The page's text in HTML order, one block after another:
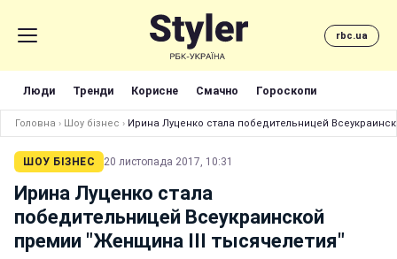
rbc.ua
Люди Тренди Корисне Смачно Гороскопи
Головна › Шоу бізнес › Ирина Луценко стала победительницей
ШОУ БІЗНЕС 20 листопада 2017, 10:31
Ирина Луценко стала
победительницей Всеукраинской
премии "Женщина III тысячелетия"